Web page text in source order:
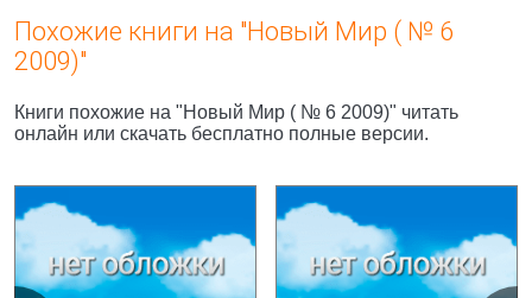
Похожие книги на "Новый Мир ( № 6
2009)"
Книги похожие на "Новый Мир ( № 6 2009)" читать
онлайн или скачать бесплатно полные версии.